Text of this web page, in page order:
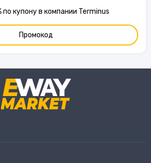
Скидка 10% по купону в компании Terminus
Промокод